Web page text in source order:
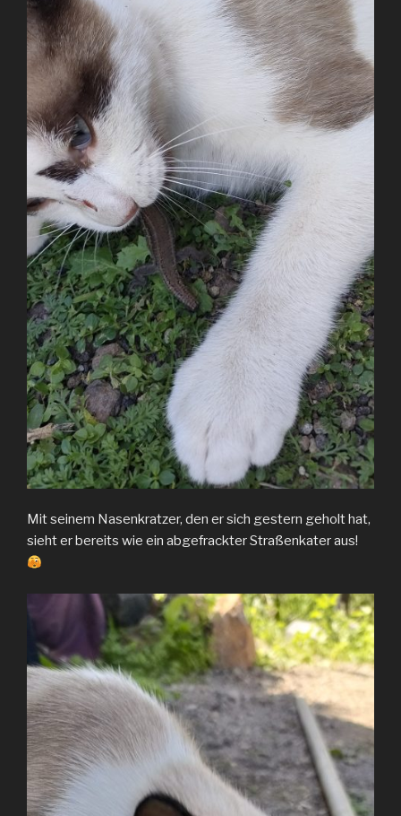
Mit seinem Nasenkratzer, den er sich gestern geholt hat,
sieht er bereits wie ein abgefrackter Straßenkater aus!